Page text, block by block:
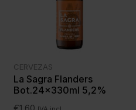
CERVEZAS
La Sagra Flanders
Bot.24x330ml 5,2%